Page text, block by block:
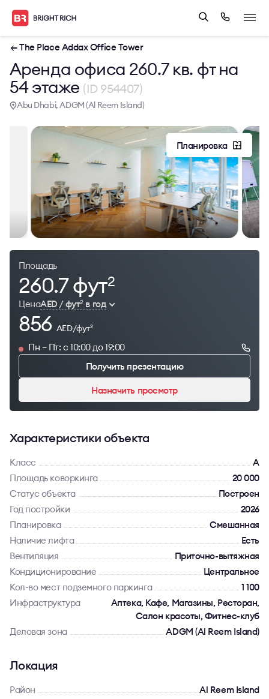
← The Place Addax Office Tower
Аренда офиса 260.7 кв. фт на
54 этаже (ID 954407)
Abu Dhabi, ADGM (Al Reem Island)
Планировка
Площадь
260.7 фут2
ЦенаAED / фут2в год
856 AED/фут2
Пн – Пт: с 10:00 до 19:00
Получить презентацию
Назначить просмотр
Характеристики объекта
Класс
A
Площадь коворкинга
20 000
Статус объекта
Построен
Год постройки
2026
Планировка
Смешанная
Наличие лифта
Есть
Вентиляция
Приточно-вытяжная
Кондиционирование
Центральное
Кол-во мест подземного паркинга
1 100
Инфраструктура
Аптека, Кафе, Магазины, Ресторан,
Салон красоты, Фитнес-клуб
Деловая зона
ADGM (Al Reem Island)
Локация
Район
Al Reem Island